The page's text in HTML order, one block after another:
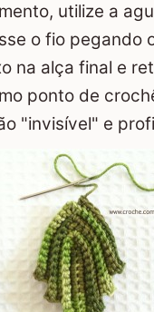
utilize a
o fio pegando
na alça final e
ponto de
"invisível" e